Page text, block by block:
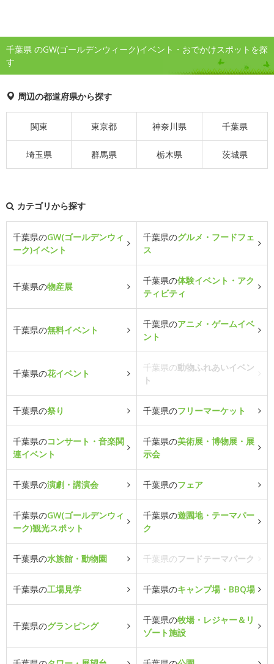
千葉県 のGW(ゴールデンウィーク)イベント・おでかけスポットを探
す
周辺の都道府県から探す
関東 東京都 神奈川県 千葉県
埼玉県 群馬県 栃木県 茨城県
カテゴリから探す
千葉県のGW(ゴールデンウィ
ーク)イベント
千葉県のグルメ・フードフェ
ス
千葉県の物産展
千葉県の体験イベント・アク
ティビティ
千葉県の無料イベント
千葉県のアニメ・ゲームイベ
ント
千葉県の花イベント
千葉県の動物ふれあいイベン
ト
千葉県の祭り 千葉県のフリーマーケット
千葉県のコンサート・音楽関
連イベント
千葉県の美術展・博物展・展
示会
千葉県の演劇・講演会 千葉県のフェア
千葉県のGW(ゴールデンウィ
ーク)観光スポット
千葉県の遊園地・テーマパー
ク
千葉県の水族館・動物園 千葉県のフードテーマパーク
千葉県の工場見学 千葉県のキャンプ場・BBQ場
千葉県のグランピング
千葉県の牧場・レジャー＆リ
ゾート施設